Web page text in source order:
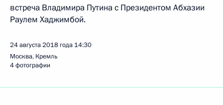
встреча Владимира Путина с Президентом Абхазии
Раулем Хаджимбой.
24 августа 2018 года 14:30
Москва, Кремль
4 фотографии